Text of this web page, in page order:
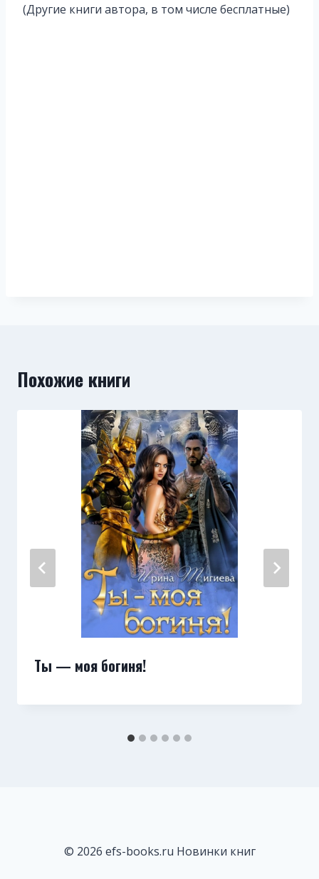
записи:
(Другие книги автора, в том числе бесплатные)
Похожие книги
Ты — моя богиня!
© 2026 efs-books.ru Новинки книг